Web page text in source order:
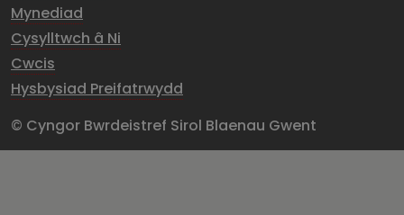
Mynediad
Cysylltwch â Ni
Cwcis
Hysbysiad Preifatrwydd
© Cyngor Bwrdeistref Sirol Blaenau Gwent